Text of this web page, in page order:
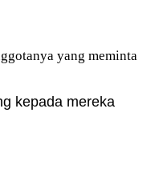
yang meminta
kepada mereka